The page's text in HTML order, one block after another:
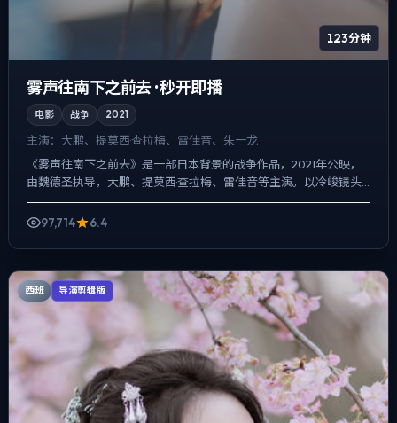
123分钟
雾声往南下之前去 · 秒开即播
电影 战争 2021
主演： 大鹏、提莫西·查拉梅、雷佳音、朱一龙
《雾声往南下之前去》是一部日本背景的战争作品，2021年公映，
由魏德圣执导，大鹏、提莫西·查拉梅、雷佳音等主演。以冷峻镜头
对准普通人的抉择瞬间，悬疑外壳下，更想讨论的是「记忆是...
97,714
6.4
西班 导演剪辑版